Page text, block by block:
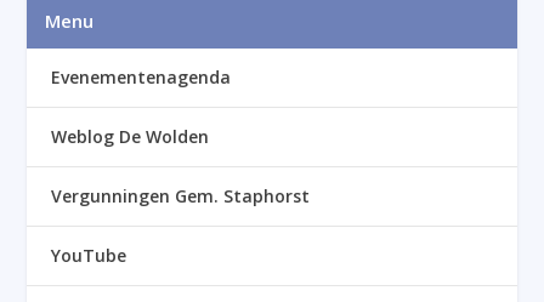
Menu
Evenementenagenda
Weblog De Wolden
Vergunningen Gem. Staphorst
YouTube